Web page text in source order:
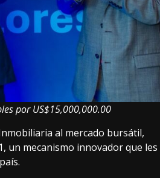
por US$15,000,000.00
al mercado bursátil,
un mecanismo innovador que les